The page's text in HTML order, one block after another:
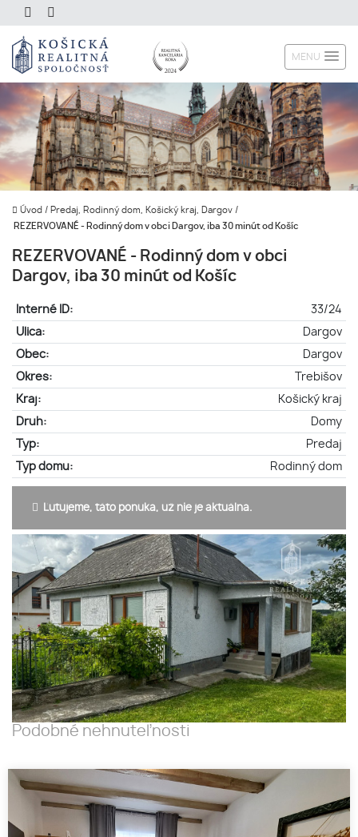
MENU
Úvod / Predaj, Rodinný dom, Košický kraj, Dargov /
REZERVOVANÉ - Rodinný dom v obci Dargov, iba 30 minút od Košíc
REZERVOVANÉ - Rodinný dom v obci
Dargov, iba 30 minút od Košíc
Interné ID:
33/24
Ulica:
Dargov
Obec:
Dargov
Okres:
Trebišov
Kraj:
Košický kraj
Druh:
Domy
Typ:
Predaj
Typ domu:
Rodinný dom
Ľutujeme, táto ponuka, už nie je aktuálna.
Podobné nehnuteľnosti